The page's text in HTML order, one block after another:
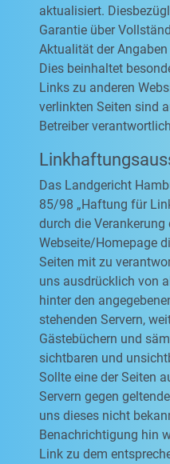
aktualisiert.
Garantie über
Aktualität der
Dies beinhaltet
Links zu anderen
verlinkten Seiten sind
Betreiber
Das Landgericht
85/98 „Haftung für
durch die
Webseite/Homepage
Seiten mit zu
uns ausdrücklich von
hinter den
stehenden Servern,
Gästebüchern und
sichtbaren und
Sollte eine der Seiten
Servern gegen
uns dieses nicht
Benachrichtigung hin
Link zu dem